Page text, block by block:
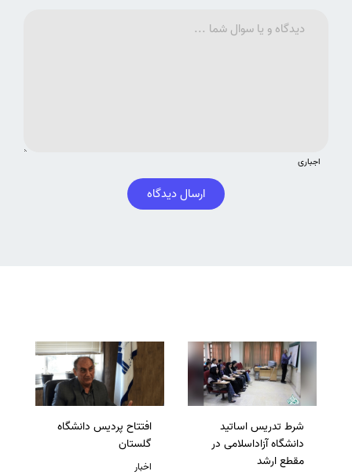
اجباری
ارسال دیدگاه
شرط تدریس اساتید
دانشگاه آزاداسلامی در
مقطع ارشد
افتتاح پردیس دانشگاه
گلستان
اخبار